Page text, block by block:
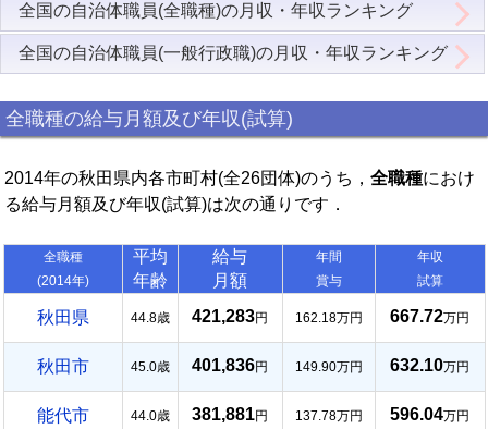
全国の自治体職員(全職種)の月収・年収ランキング
全国の自治体職員(一般行政職)の月収・年収ランキング
全職種の給与月額及び年収(試算)
2014年の秋田県内各市町村(全26団体)のうち， 全職種におけ
る給与月額及び年収(試算)は次の通りです．
全職種
(2014年)
平均
年齢
給与
月額
年間
賞与
年収
試算
秋田県 44.8歳 421,283円 162.18万円 667.72万円
秋田市 45.0歳 401,836円 149.90万円 632.10万円
能代市 44.0歳 381,881円 137.78万円 596.04万円